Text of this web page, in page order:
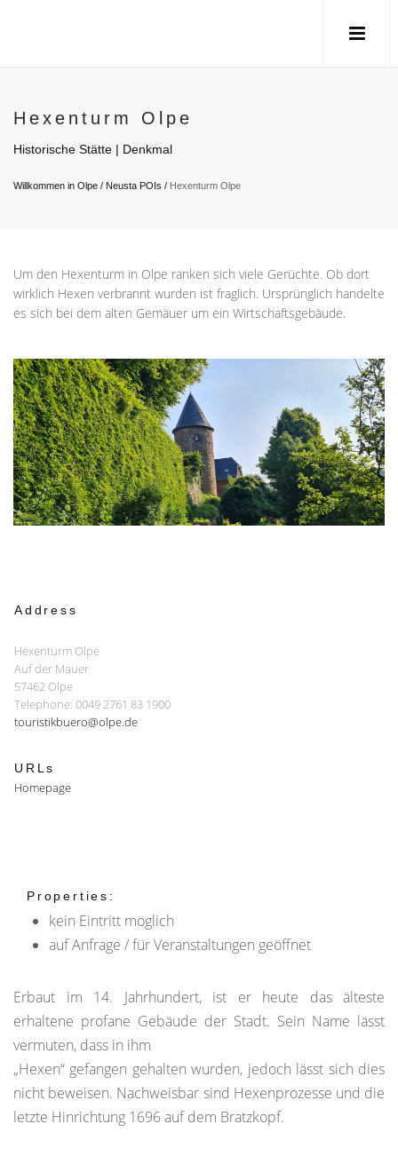
Hexenturm Olpe
Historische Stätte | Denkmal
Willkommen in Olpe / Neusta POIs / Hexenturm Olpe
Um den Hexenturm in Olpe ranken sich viele Gerüchte. Ob dort
wirklich Hexen verbrannt wurden ist fraglich. Ursprünglich handelte
es sich bei dem alten Gemäuer um ein Wirtschaftsgebäude.
Address
Hexenturm Olpe
Auf der Mauer
57462 Olpe
Telephone: 0049 2761 83 1900
touristikbuero@olpe.de
URLs
Homepage
Properties:
kein Eintritt möglich
auf Anfrage / für Veranstaltungen geöffnet
Erbaut im 14. Jahrhundert, ist er heute das älteste
erhaltene profane Gebäude der Stadt. Sein Name lässt
vermuten, dass in ihm
„Hexen“ gefangen gehalten wurden, jedoch lässt sich dies
nicht beweisen. Nachweisbar sind Hexenprozesse und die
letzte Hinrichtung 1696 auf dem Bratzkopf.